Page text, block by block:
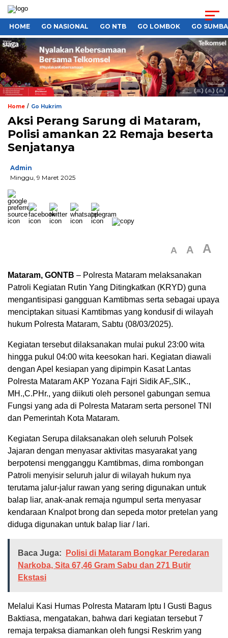
HOME GO NASIONAL GO NTB GO LOMBOK GO
Home / Go Hukrim
Aksi Perang Sarung di Mataram,
Polisi amankan 22 Remaja beserta
Senjatanya
Admin
Minggu, 9 Maret 2025
A A A
Mataram, GONTB – Polresta Mataram melaksanakan
Patroli Kegiatan Rutin Yang Ditingkatkan (KRYD) guna
mengantisipasi gangguan Kamtibmas serta sebagai upaya
menciptakan situasi Kamtibmas yang kondusif di wilayah
hukum Polresta Mataram, Sabtu (08/03/2025).
Kegiatan tersebut dilaksanakan mulai pukul 23:00 wita
hingga pukul 04:00 wita keesokan hari. Kegiatan diawali
dengan Apel kesiapan yang dipimpin Kasat Lantas
Polresta Mataram AKP Yozana Fajri Sidik AF,,SIK.,
MH.,C.PHr., yang diikuti oleh personel gabungan semua
Fungsi yang ada di Polresta Mataram serta personel TNI
dan Pemerintah Kota Mataram.
Kegiatan Serupa dilaksanakan oleh seluruh Polsek
Jajaran dengan menyasar aktivitas masyarakat yang
berpotensi mengganggu Kamtibmas, dima rombongan
Patroli menyisir seluruh jalur di wilayah hukum nya
terutama jalur-jalur rawan yang sering digunakan untuk
balap liar, anak-anak remaja ngumpul serta menyasar
kendaraan Knalpot brong dan sepeda motor pretelan yang
diduga digunakan untuk balap liar / lari.
Baca Juga:
Polisi di Mataram Bongkar Peredaran
Narkoba, Sita 67,46 Gram Sabu dan 271 Butir
Ekstasi
Melalui Kasi Humas Polresta Mataram Iptu I Gusti Bagus
Baktiasa, mengatakan, bahwa dari kegiatan tersebut 7
remaja terpaksa diamankan oleh fungsi Reskrim yang